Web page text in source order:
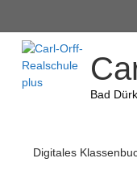
Bad
Digitales